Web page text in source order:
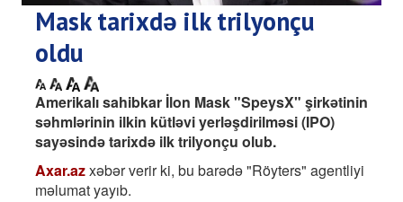
Mask tarixdə ilk trilyonçu
oldu
Amerikalı sahibkar İlon Mask "SpeysX" şirkətinin
səhmlərinin ilkin kütləvi yerləşdirilməsi (IPO)
sayəsində tarixdə ilk trilyonçu olub.
Axar.azxəbər verir ki, bu barədə "Röyters" agentliyi
məlumat yayıb.